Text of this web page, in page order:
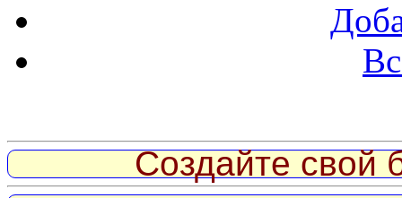
Создайте свой